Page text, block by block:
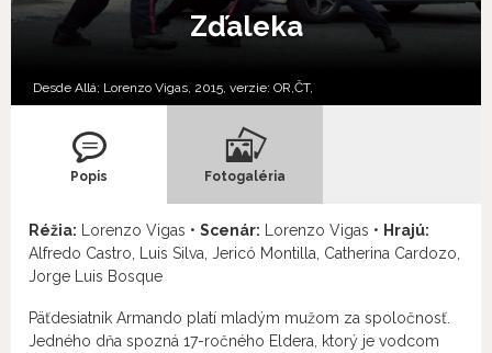
Zďaleka
Desde Allá; Lorenzo Vigas, 2015, verzie: OR, ČT,
Popis Fotogaléria
Réžia: Lorenzo Vigas • Scenár: Lorenzo Vigas • Hrajú:
Alfredo Castro, Luis Silva, Jericó Montilla, Catherina Cardozo,
Jorge Luis Bosque
Päťdesiatnik Armando platí mladým mužom za spoločnosť.
Jedného dňa spozná 17-ročného Eldera, ktorý je vodcom